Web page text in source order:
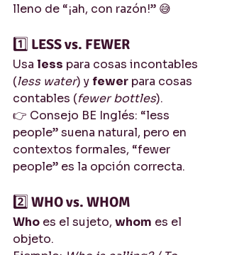
lleno de “¡ah, con razón!” 😅
1️⃣ LESS vs. FEWER
Usa less para cosas incontables
(less water) y fewer para cosas
contables (fewer bottles).
👉 Consejo BE Inglés: “less
people” suena natural, pero en
contextos formales, “fewer
people” es la opción correcta.
2️⃣ WHO vs. WHOM
Who es el sujeto, whom es el
objeto.